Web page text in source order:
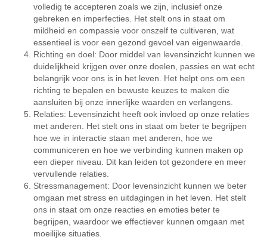
volledig te accepteren zoals we zijn, inclusief onze
gebreken en imperfecties. Het stelt ons in staat om
mildheid en compassie voor onszelf te cultiveren, wat
essentieel is voor een gezond gevoel van eigenwaarde.
Richting en doel: Door middel van levensinzicht kunnen we
duidelijkheid krijgen over onze doelen, passies en wat echt
belangrijk voor ons is in het leven. Het helpt ons om een
richting te bepalen en bewuste keuzes te maken die
aansluiten bij onze innerlijke waarden en verlangens.
Relaties: Levensinzicht heeft ook invloed op onze relaties
met anderen. Het stelt ons in staat om beter te begrijpen
hoe we in interactie staan met anderen, hoe we
communiceren en hoe we verbinding kunnen maken op
een dieper niveau. Dit kan leiden tot gezondere en meer
vervullende relaties.
Stressmanagement: Door levensinzicht kunnen we beter
omgaan met stress en uitdagingen in het leven. Het stelt
ons in staat om onze reacties en emoties beter te
begrijpen, waardoor we effectiever kunnen omgaan met
moeilijke situaties.